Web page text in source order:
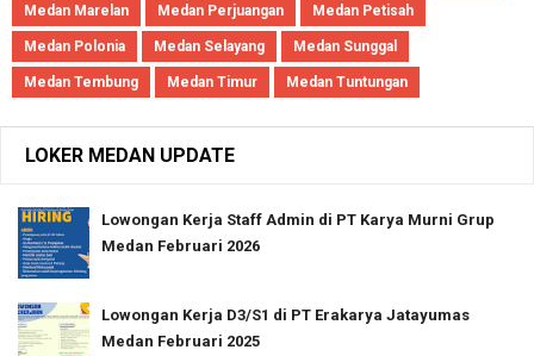
Medan Marelan Medan Perjuangan Medan Petisah
Medan Polonia Medan Selayang Medan Sunggal
Medan Tembung Medan Timur Medan Tuntungan
LOKER MEDAN UPDATE
Lowongan Kerja Staff Admin di PT Karya Murni Grup
Medan Februari 2026
Lowongan Kerja D3/S1 di PT Erakarya Jatayumas
Medan Februari 2025